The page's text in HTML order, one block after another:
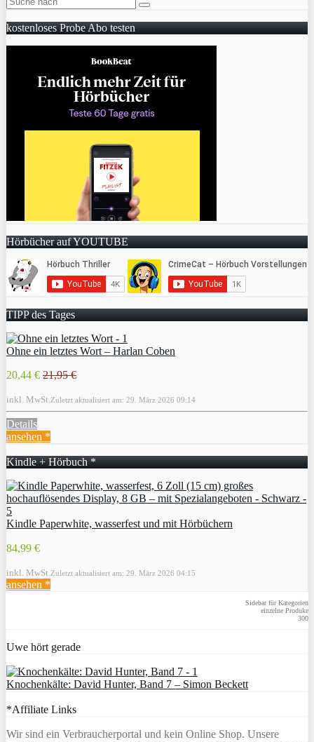
kostenloses Probe Abo testen
Hörbücher auf YOUTUBE
TIPP des Tages
Ohne ein letztes Wort – Harlan Coben
20,44 € 21,95 €
inkl. MwSt. Zuletzt aktualisiert am: 29. März 2026 09:14
Details
ansehen *
Kindle + Hörbuch *
Kindle Paperwhite, wasserfest und mit Hörbüchern
84,99 €
inkl. MwSt. Zuletzt aktualisiert am: 29. März 2026 04:15
ansehen *
Sidebar für Kategorien
einzelne Produke
300
Uwe hört gerade
Knochenkälte: David Hunter, Band 7 – Simon Beckett
*Affiliate Links
Wir sind ein Verbraucherportal und kein Online Shop. Unsere